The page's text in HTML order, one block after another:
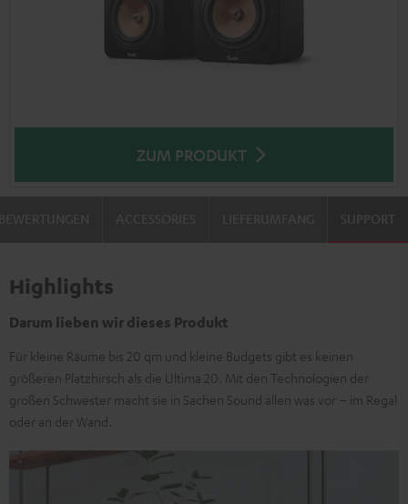
ZUM PRODUKT
SUPPORT
Highlights
Darum lieben wir dieses Produkt
Für kleine Räume bis 20 qm und kleine Budgets gibt es keinen
größeren Platzhirsch als die Ultima 20. Mit den Technologien der
großen Schwester macht sie in Sachen Sound allen was vor – im Regal
oder an der Wand.